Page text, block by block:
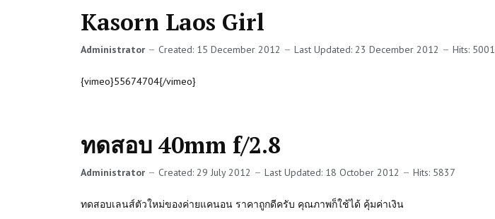
Kasorn Laos Girl
Administrator Created: 15 December 2012 Last Updated: 23 December 2012 Hits: 5001
{vimeo}55674704{/vimeo}
ทดสอบ 40mm f/2.8
Administrator Created: 29 July 2012 Last Updated: 18 October 2012 Hits: 5837
ทดสอบเลนส์ตัวใหม่ของค่ายแคนอน ราคาถูกดีครับ คุณภาพก็ใช้ได้ คุ้มค่าเงิน